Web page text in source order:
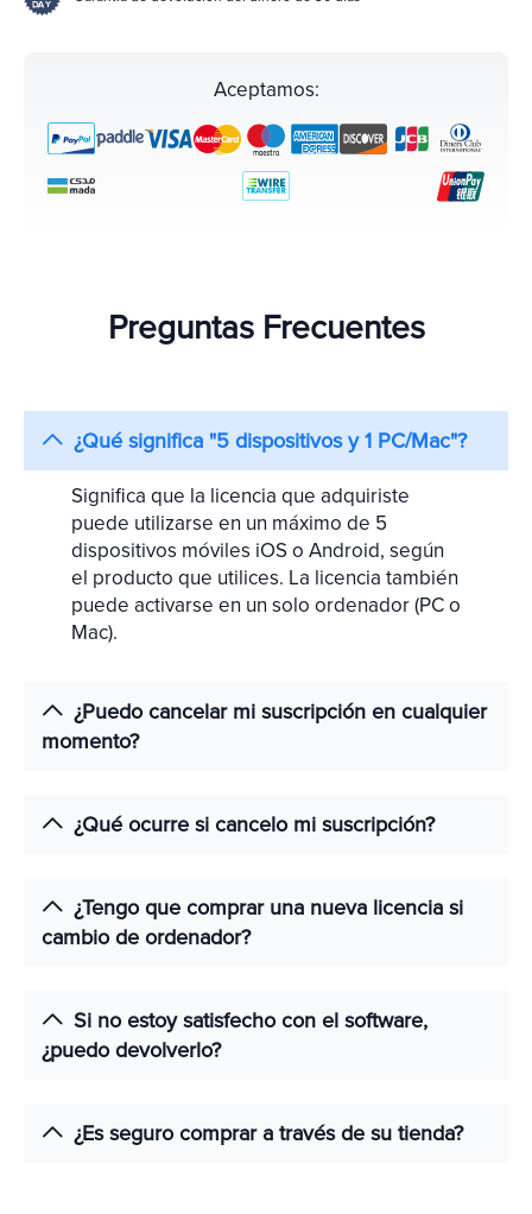
Aceptamos:
Preguntas Frecuentes
¿Qué significa "5 dispositivos y 1 PC/Mac"?
Significa que la licencia que adquiriste
puede utilizarse en un máximo de 5
dispositivos móviles iOS o Android, según
el producto que utilices. La licencia también
puede activarse en un solo ordenador (PC o
Mac).
¿Puedo cancelar mi suscripción en cualquier
momento?
¿Qué ocurre si cancelo mi suscripción?
¿Tengo que comprar una nueva licencia si
cambio de ordenador?
Si no estoy satisfecho con el software,
¿puedo devolverlo?
¿Es seguro comprar a través de su tienda?